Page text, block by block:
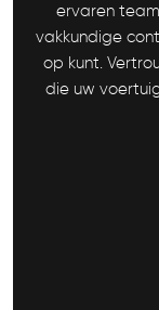
ervaren
vakkundige
op kunt.
die uw